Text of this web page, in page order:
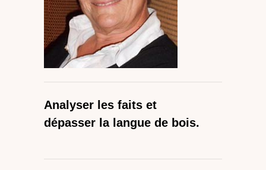
Analyser les faits et
dépasser la langue de bois.